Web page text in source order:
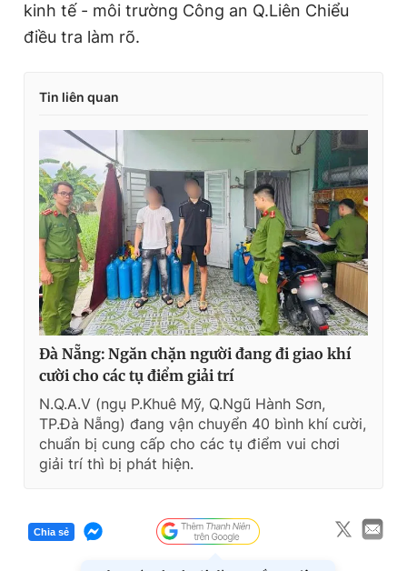
kinh tế - môi trường Công an Q.Liên Chiểu
điều tra làm rõ.
Tin liên quan
Đà Nẵng: Ngăn chặn người đang đi giao khí
cười cho các tụ điểm giải trí
N.Q.A.V (ngụ P.Khuê Mỹ, Q.Ngũ Hành Sơn,
TP.Đà Nẵng) đang vận chuyển 40 bình khí cười,
chuẩn bị cung cấp cho các tụ điểm vui chơi
giải trí thì bị phát hiện.
Chia sẻ